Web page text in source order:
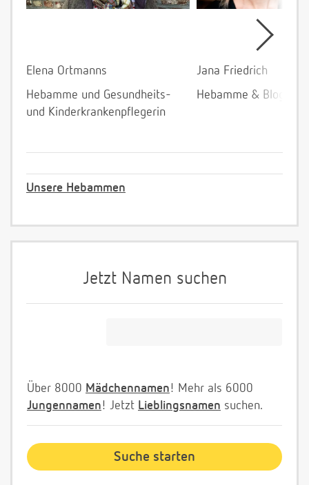
Elena Ortmanns
Hebamme und Gesundheits-
und Kinderkrankenpflegerin
Jana Friedrich
Hebamme &
Unsere Hebammen
Jetzt Namen suchen
Über 8000 Mädchennamen! Mehr als 6000
Jungennamen! Jetzt Lieblingsnamen suchen.